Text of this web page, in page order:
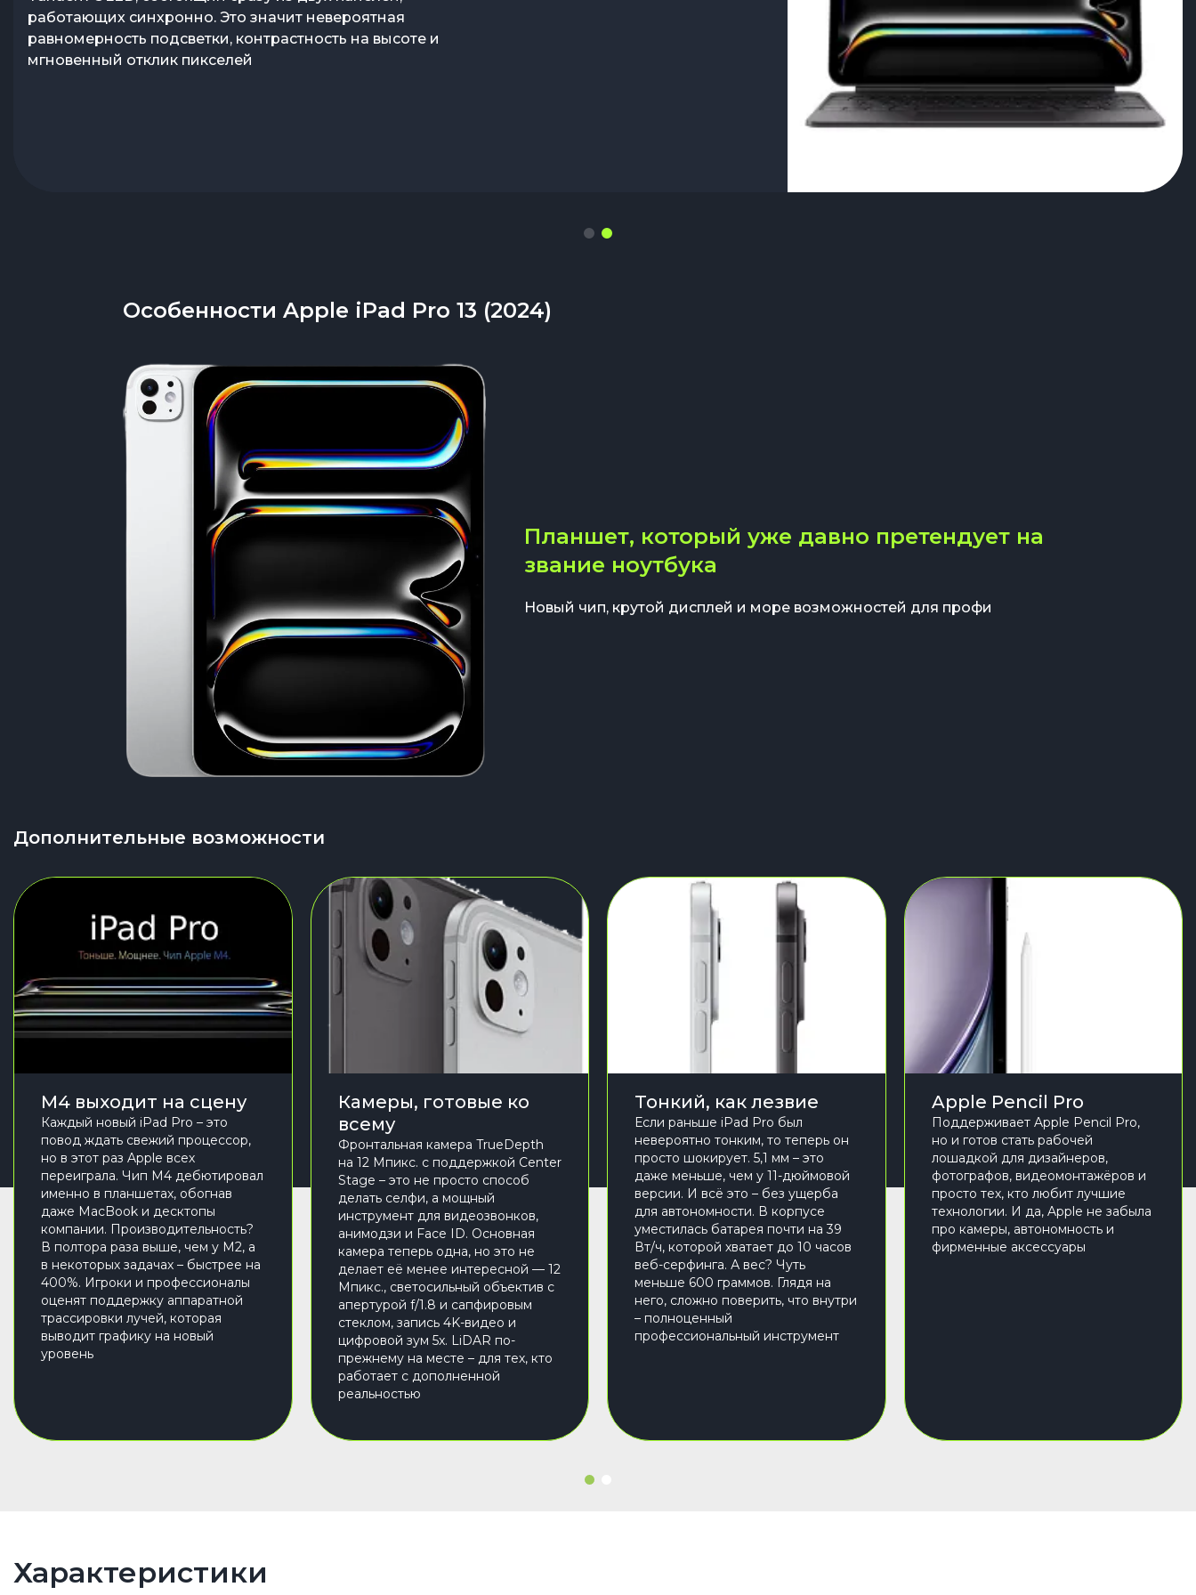
любыми задачами – от рендеринга видео до
тяжеловесных игр. Фантастическая лёгкость, которая
кажется невозможной при таких размерах. Новый iPad Pro
работающих синхронно. Это значит невероятная
равномерность подсветки, контрастность на высоте и
мгновенный отклик пикселей
Особенности Apple iPad Pro 13 (2024)
Планшет, который уже давно претендует на
звание ноутбука
Новый чип, крутой дисплей и море возможностей для профи
Дополнительные возможности
M4 выходит на сцену
Каждый новый iPad Pro – это
повод ждать свежий процессор,
но в этот раз Apple всех
переиграла. Чип M4 дебютировал
именно в планшетах, обогнав
даже MacBook и десктопы
компании. Производительность?
В полтора раза выше, чем у M2, а
в некоторых задачах – быстрее на
400%. Игроки и профессионалы
оценят поддержку аппаратной
трассировки лучей, которая
выводит графику на новый
уровень
Камеры, готовые ко
всему
Фронтальная камера TrueDepth
на 12 Мпикс. с поддержкой Center
Stage – это не просто способ
делать селфи, а мощный
инструмент для видеозвонков,
анимодзи и Face ID. Основная
камера теперь одна, но это не
делает её менее интересной — 12
Мпикс., светосильный объектив с
апертурой f/1.8 и сапфировым
стеклом, запись 4K-видео и
цифровой зум 5x. LiDAR по-
прежнему на месте – для тех, кто
работает с дополненной
реальностью
Тонкий, как лезвие
Если раньше iPad Pro был
невероятно тонким, то теперь он
просто шокирует. 5,1 мм – это
даже меньше, чем у 11-дюймовой
версии. И всё это – без ущерба
для автономности. В корпусе
уместилась батарея почти на 39
Вт/ч, которой хватает до 10 часов
веб-серфинга. А вес? Чуть
меньше 600 граммов. Глядя на
него, сложно поверить, что внутри
– полноценный
профессиональный инструмент
Apple Pencil Pro
Поддерживает Apple Pencil Pro,
но и готов стать рабочей
лошадкой для дизайнеров,
фотографов, видеомонтажёров и
просто тех, кто любит лучшие
технологии. И да, Apple не забыла
про камеры, автономность и
фирменные аксессуары
Характеристики